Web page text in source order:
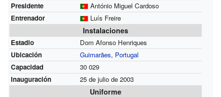
Presidente
António Miguel Cardoso
Entrenador
Luís Freire
Instalaciones
Estadio
Dom Afonso Henriques
Ubicación
Guimarães, Portugal
Capacidad
30 029
Inauguración
25 de julio de 2003
Uniforme